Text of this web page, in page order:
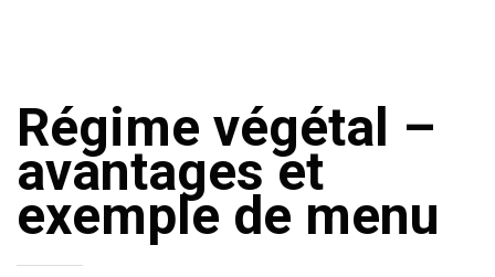
Régime végétal –
avantages et
exemple de menu